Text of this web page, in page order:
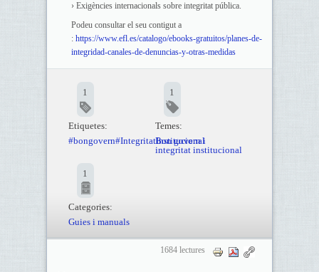
› Exigències internacionals sobre integritat pública.
Podeu consultar el seu contigut a
: https://www.efl.es/catalogo/ebooks-gratuitos/planes-de-
integridad-canales-de-denuncias-y-otras-medidas
1
Etiquetes:
#bongovern#IntegritatInstitucional
1
Temes:
Bon govern i
integritat institucional
1
Categories:
Guies i manuals
1684 lectures